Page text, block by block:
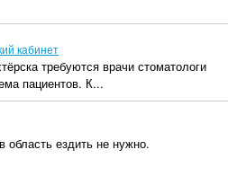
кабинет
требуются врачи стоматологи
пациентов. К...
область ездить не нужно.